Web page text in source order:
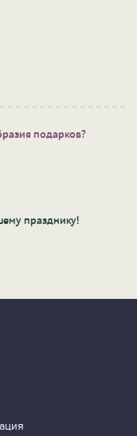
подарков?
празднику!